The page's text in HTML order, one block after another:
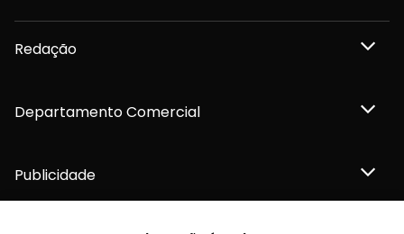
Redação
Departamento Comercial
Publicidade